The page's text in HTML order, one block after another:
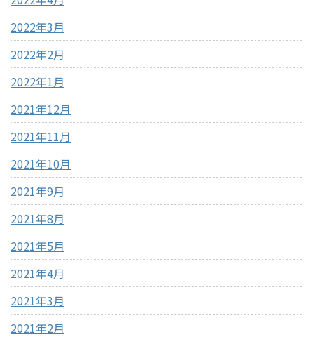
2022年3月
2022年2月
2022年1月
2021年12月
2021年11月
2021年10月
2021年9月
2021年8月
2021年5月
2021年4月
2021年3月
2021年2月